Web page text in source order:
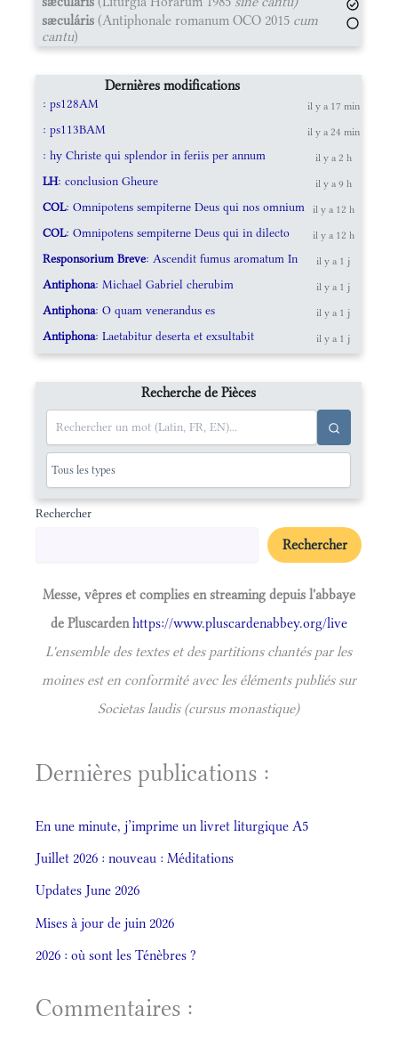
sæculáris (Antiphonale romanum OCO 2015 cum
cantu)
Dernières modifications
: ps128AM il y a 17 min
: ps113BAM il y a 24 min
: hy Christe qui splendor in feriis per annum il y a 2 h
LH: conclusion Gheure il y a 9 h
COL: Omnipotens sempiterne Deus qui nos omnium il y a 12 h
COL: Omnipotens sempiterne Deus qui in dilecto il y a 12 h
Responsorium Breve: Ascendit fumus aromatum In il y a 1 j
Antiphona: Michael Gabriel cherubim il y a 1 j
Antiphona: O quam venerandus es il y a 1 j
Antiphona: Laetabitur deserta et exsultabit il y a 1 j
Recherche de Pièces
Rechercher
Rechercher
Messe, vêpres et complies en streaming depuis l'abbaye
de Pluscardenhttps://www.pluscardenabbey.org/live
L'ensemble des textes et des partitions chantés par les
moines est en conformité avec les éléments publiés sur
Societas laudis (cursus monastique)
Dernières publications :
En une minute, j’imprime un livret liturgique A5
Juillet 2026 : nouveau : Méditations
Updates June 2026
Mises à jour de juin 2026
2026 : où sont les Ténèbres ?
Commentaires :